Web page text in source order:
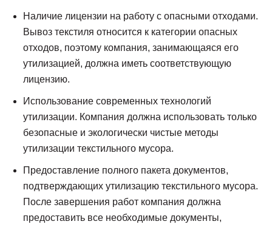
Наличие лицензии на работу с опасными отходами.
Вывоз текстиля относится к категории опасных
отходов, поэтому компания, занимающаяся его
утилизацией, должна иметь соответствующую
лицензию.
Использование современных технологий
утилизации. Компания должна использовать только
безопасные и экологически чистые методы
утилизации текстильного мусора.
Предоставление полного пакета документов,
подтверждающих утилизацию текстильного мусора.
После завершения работ компания должна
предоставить все необходимые документы,